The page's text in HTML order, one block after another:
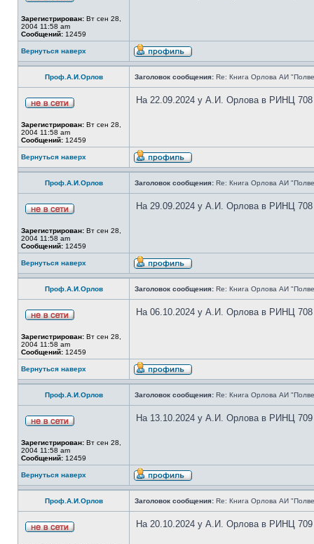
Зарегистрирован: Вт сен 28,
2004 11:58 am
Сообщений: 12459
Вернуться наверх
Проф.А.И.Орлов Заголовок сообщения: Re: Книга Орлова АИ
Зарегистрирован: Вт сен 28,
2004 11:58 am
Сообщений: 12459
На 22.09.2024 у А.И. Орлова в РИНЦ 708
Вернуться наверх
Проф.А.И.Орлов Заголовок сообщения: Re: Книга Орлова АИ
Зарегистрирован: Вт сен 28,
2004 11:58 am
Сообщений: 12459
На 29.09.2024 у А.И. Орлова в РИНЦ 708
Вернуться наверх
Проф.А.И.Орлов Заголовок сообщения: Re: Книга Орлова АИ
Зарегистрирован: Вт сен 28,
2004 11:58 am
Сообщений: 12459
На 06.10.2024 у А.И. Орлова в РИНЦ 708
Вернуться наверх
Проф.А.И.Орлов Заголовок сообщения: Re: Книга Орлова АИ
Зарегистрирован: Вт сен 28,
2004 11:58 am
Сообщений: 12459
На 13.10.2024 у А.И. Орлова в РИНЦ 709
Вернуться наверх
Проф.А.И.Орлов Заголовок сообщения: Re: Книга Орлова АИ
На 20.10.2024 у А.И. Орлова в РИНЦ 709